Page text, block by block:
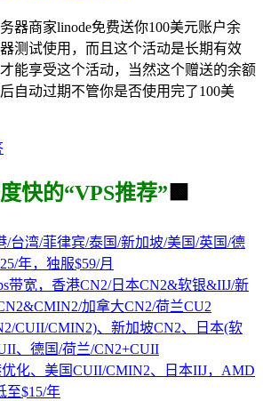
器商家linode免费送你100美元账户余
测试使用，而且这个活动是长期有效
能享受这个活动，当然这个赠送的余额
自动过期不管你是否使用完了100美
快的“VPS推荐” 🟩
/台湾/菲律宾/泰国/新加坡/美国/英国/德
年，独服$59/月
带宽，香港CN2/日本CN2&软银&IIJ/新
加拿大CN2/荷兰CU2
CUII/CMIN2)、新加坡CN2、日本(软
、德国/荷兰/CN2+CUII
优化、美国CUII/CMIN2、日本IIJ，AMD
至$15/年